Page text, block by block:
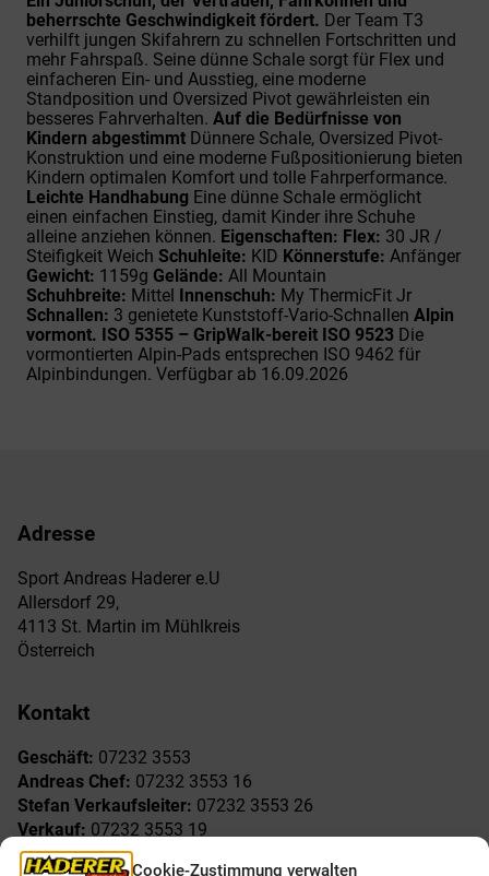
Cookie-Zustimmung verwalten
beherrschte Geschwindigkeit fördert. Der Team T3
verhilft jungen Skifahrern zu schnellen Fortschritten und
mehr Fahrspaß. Seine dünne Schale sorgt für Flex und
einfacheren Ein- und Ausstieg, eine moderne
Standposition und Oversized Pivot gewährleisten ein
besseres Fahrverhalten. Auf die Bedürfnisse von
Kindern abgestimmt Dünnere Schale, Oversized Pivot-
Konstruktion und eine moderne Fußpositionierung bieten
Kindern optimalen Komfort und tolle Fahrperformance.
Leichte Handhabung Eine dünne Schale ermöglicht
einen einfachen Einstieg, damit Kinder ihre Schuhe
alleine anziehen können. Eigenschaften: Flex: 30 JR /
Steifigkeit Weich Schuhleite: KID Könnerstufe: Anfänger
Gewicht: 1159g Gelände: All Mountain
Schuhbreite: Mittel Innenschuh: My ThermicFit Jr
Schnallen: 3 genietete Kunststoff-Vario-Schnallen Alpin
vormont. ISO 5355 – GripWalk-bereit ISO 9523 Die
vormontierten Alpin-Pads entsprechen ISO 9462 für
Alpinbindungen. Verfügbar ab 16.09.2026
Adresse
Sport Andreas Haderer e.U
Allersdorf 29,
4113 St. Martin im Mühlkreis
Österreich
Kontakt
Geschäft: 07232 3553
Andreas Chef: 07232 3553 16
Stefan Verkaufsleiter: 07232 3553 26
Verkauf: 07232 3553 19
Reklamationen: